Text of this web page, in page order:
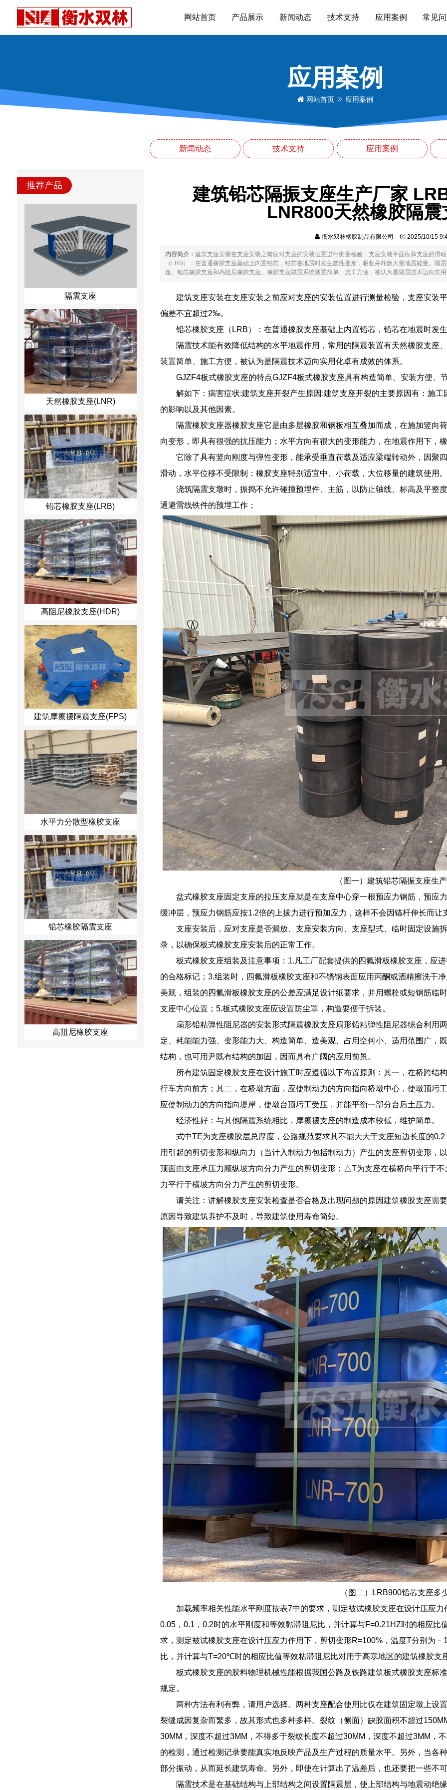
网站首页 产品展示 新闻动态 技术支持 应用案例 常见
应用案例
网站首页 应用案例
新闻动态 技术支持 应用案例
推荐产品
隔震支座
天然橡胶支座(LNR)
铅芯橡胶支座(LRB)
高阻尼橡胶支座(HDR)
建筑摩擦摆隔震支座(FPS)
水平力分散型橡胶支座
铅芯橡胶隔震支座
高阻尼橡胶支座
建筑铅芯隔振支座生产厂家
LNR800天然橡胶隔
衡水双林橡胶制品有限公司 2025/10/15
内容简介： 建筑支座安装在支座安装之前应对支座的安装位置进行测量检验，支座安装平面应和支座的
（LRB）：在普通橡胶支座基础上内置铅芯，铅芯在地震时发生塑性变形，吸收并耗散大量地震能量。
座、铅芯橡胶支座和高阻尼橡胶支座。橡胶支座隔震系统装置简单、施工方便，被认为是隔震技术迈向实
建筑支座安装在支座安装之前应对支座的安装位置进行测量检验，支座安装
偏差不宜超过2‰。
铅芯橡胶支座（LRB）：在普通橡胶支座基础上内置铅芯，铅芯在地震时发
隔震技术能有效降低结构的水平地震作用，常用的隔震装置有天然橡胶支座
装置简单、施工方便，被认为是隔震技术迈向实用化卓有成效的体系。
GJZF4板式橡胶支座的特点GJZF4板式橡胶支座具有构造简单、安装方便、
解如下：病害症状:建筑支座开裂产生原因:建筑支座开裂的主要原因有：施
的影响以及其他因素。
隔震橡胶支座器橡胶支座它是由多层橡胶和钢板相互叠加而成，在施加竖向
向变形，即具有很强的抗压能力；水平方向有很大的变形能力，在地震作用下，
它除了具有竖向刚度与弹性变形，能承受垂直荷载及适应梁端转动外，因聚
滑动，水平位移不受限制：橡胶支座特别适宜中、小荷载，大位移量的建筑使用。
浇筑隔震支墩时，振捣不允许碰撞预埋件、主筋，以防止轴线、标高及平整
通避雷线铁件的预埋工作；
（图一）建筑铅芯隔振支座生
盆式橡胶支座固定支座的拉压支座就是在支座中心穿一根预应力钢筋，预应
缓冲层，预应力钢筋应按1.2倍的上拔力进行预加应力，这样不会因锚杆伸长而让
支座安装后，应对支座是否漏放、支座安装方向、支座型式、临时固定设施
录，以确保板式橡胶支座安装后的正常工作。
板式橡胶支座组装及注意事项：1.凡工厂配套提供的四氟滑板橡胶支座，应
的合格标记；3.组装时，四氟滑板橡胶支座和不锈钢表面应用丙酮或酒精擦洗干
美观，组装的四氟滑板橡胶支座的公差应满足设计纸要求，并用螺栓或短钢筋临
支座中心位置；5.板式橡胶支座应设置防尘罩，构造要便于拆装。
扇形铅粘弹性阻尼器的安装形式隔震橡胶支座扇形铅粘弹性阻尼器综合利用
定、耗能能力强、变形能力大、构造简单、造美观、占用空何小、适用范围广，
结构，也可用尹既有结构的加固，因而具有广阔的应用前景。
所有建筑固定橡胶支座在设计施工时应遵循以下布置原则：其一，在桥跨结
行车方向前方；其二，在桥墩方面，应使制动力的方向指向桥墩中心，使墩顶圬
应使制动力的方向指向堤岸，使墩台顶圬工受压，并能平衡一部分台后土压力。
经济性好：与其他隔震系统相比，摩擦摆支座的制造成本较低，维护简单。
式中TE为支座橡胶层总厚度，公路规范要求其不能大大于支座短边长度的
用引起的剪切变形和纵向力（当计入制动力包括制动力）产生的支座剪切变形，
顶面由支座承压力顺纵坡方向分力产生的剪切变形；△T为支座在横桥向平行于
力平行于横坡方向分力产生的剪切变形。
请关注：讲解橡胶支座安装检查是否合格及出现问题的原因建筑橡胶支座需
原因导致建筑养护不及时，导致建筑使用寿命简短。
（图二）LRB900铅芯支座多
加载频率相关性能水平刚度按表7中的要求，测定被试橡胶支座在设计压应
0.05，0.1，0.2时的水平刚度和等效黏滞阻尼比，并计算与F=0.21HZ时的相应
求，测定被试橡胶支座在设计压应力作用下，剪切变形R=100%，温度T分别
比，并计算与T=20℃时的相应比值等效粘滞阻尼比对用于高寒地区的建筑橡胶支
板式橡胶支座的胶料物理机械性能根据我国公路及铁路建筑板式橡胶支座标
规定。
两种方法有利有弊，请用户选择。两种支座配合使用比仅在建筑固定墩上设
裂缝成因复杂而繁多，故其形式也多种多样。裂纹（侧面）缺胶面积不超过
30MM，深度不超过3MM，不得多于裂纹长度不超过30MM，深度不超过3MM，
的检测，通过检测记录要能真实地反映产品及生产过程的质量水平。另外，当各
部分振动，从而延长建筑寿命。另外，即使在计算出了温差后，也还要把一些不
隔震技术是在基础结构与上部结构之间设置隔震层，使上部结构与地震动绝